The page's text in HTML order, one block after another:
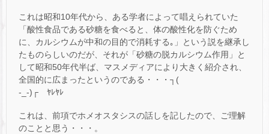
これは昭和10年代から、ある学者によって唱えられていた
「酸性食品である砂糖を食べると、体の酸性化を防ぐため
に、カルシウムが中和の目的で消耗する｡」という説を継承し
たものらしいのだが、それが「砂糖の脱カルシウム作用」と
して昭和50年代半ば、マスメディアにより大きく紹介され、
全国的に広まったというのである・・・┐(
-_-)┌ ﾔﾚﾔﾚ
これは、前項でホメオスタシスの話しを記したので、ご理解
のことと思う・・・。